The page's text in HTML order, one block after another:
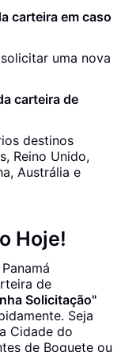
carteira em caso
uma nova
carteira de
destinos
Reino Unido,
Austrália e
Hoje!
de
Solicitação"
Seja
Cidade do
de Boquete ou